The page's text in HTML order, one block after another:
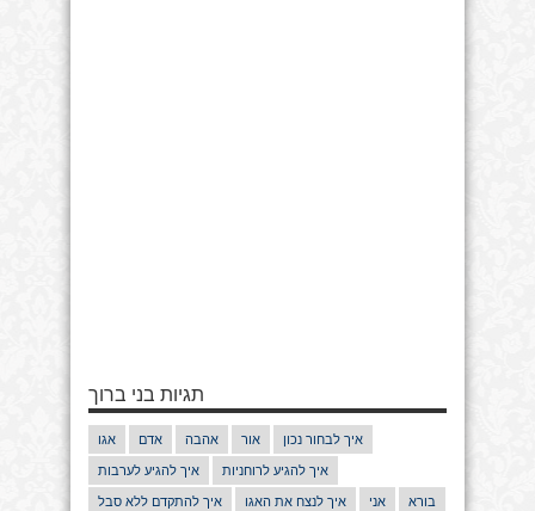
תגיות בני ברוך
אגו אדם אהבה אור איך לבחור נכון
איך להגיע לערבות איך להגיע לרוחניות
איך להתקדם ללא סבל איך לנצח את האגו אני בורא